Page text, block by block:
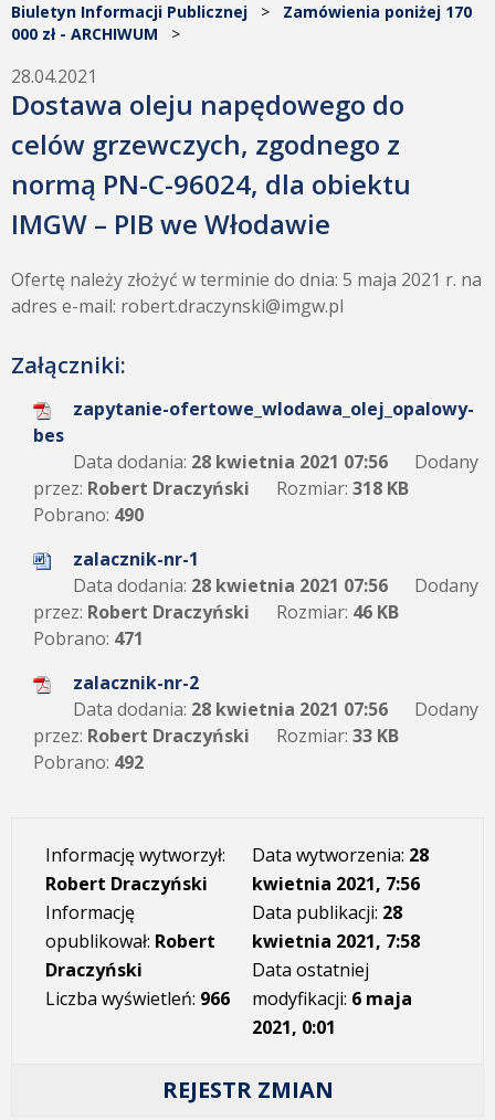
Biuletyn Informacji Publicznej > Zamówienia poniżej 170
000 zł - ARCHIWUM >
28.04.2021
Dostawa oleju napędowego do
celów grzewczych, zgodnego z
normą PN-C-96024, dla obiektu
IMGW – PIB we Włodawie
Ofertę należy złożyć w terminie do dnia: 5 maja 2021 r. na
adres e-mail: robert.draczynski@imgw.pl
Załączniki:
zapytanie-ofertowe_wlodawa_olej_opalowy-
bes
Data dodania: 28 kwietnia 2021 07:56
Dodany
przez: Robert Draczyński Rozmiar: 318 KB
Pobrano: 490
zalacznik-nr-1
Data dodania: 28 kwietnia 2021 07:56
Dodany
przez: Robert Draczyński Rozmiar: 46 KB
Pobrano: 471
zalacznik-nr-2
Data dodania: 28 kwietnia 2021 07:56
Dodany
przez: Robert Draczyński Rozmiar: 33 KB
Pobrano: 492
Informację wytworzył:
Robert Draczyński
Informację
opublikował: Robert
Draczyński
Liczba wyświetleń: 966
Data wytworzenia: 28
kwietnia 2021, 7:56
Data publikacji: 28
kwietnia 2021, 7:58
Data ostatniej
modyfikacji: 6 maja
2021, 0:01
REJESTR ZMIAN